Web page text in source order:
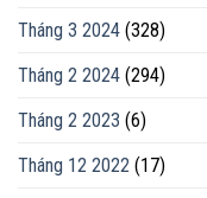
Tháng 3 2024 (328)
Tháng 2 2024 (294)
Tháng 2 2023 (6)
Tháng 12 2022 (17)